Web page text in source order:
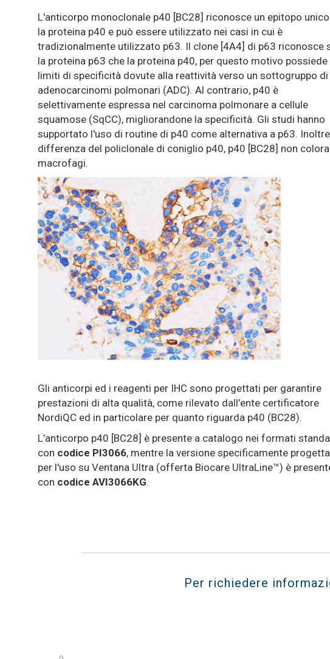
L'anticorpo monoclonale p40 [BC28] riconosce un epitopo
la proteina p40 e può essere utilizzato nei casi in cui è
tradizionalmente utilizzato p63. Il clone [4A4] di p63 riconosce
la proteina p63 che la proteina p40, per questo motivo possiede
limiti di specificità dovute alla reattività verso un sottogruppo di
adenocarcinomi polmonari (ADC). Al contrario, p40 è
selettivamente espressa nel carcinoma polmonare a cellule
squamose (SqCC), migliorandone la specificità. Gli studi hanno
supportato l'uso di routine di p40 come alternativa a p63.
differenza del policlonale di coniglio p40, p40 [BC28] non
macrofagi.
Gli anticorpi ed i reagenti per IHC sono progettati per garantire
prestazioni di alta qualità, come rilevato dall’ente certificatore
NordiQC ed in particolare per quanto riguarda p40 (BC28).
L’anticorpo p40 [BC28] è presente a catalogo nei formati
con codice PI3066, mentre la versione specificamente
per l'uso su Ventana Ultra (offerta Biocare UltraLine™) è
con codice AVI3066KG.
Per richiedere